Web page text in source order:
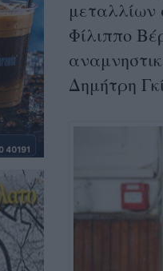
μεταλλίων
Φίλιππο
Δημήτρη